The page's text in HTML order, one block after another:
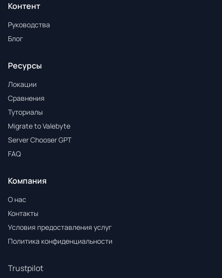
Контент
Руководства
Блог
Ресурсы
Локации
Сравнения
Туториалы
Migrate to Valebyte
Server Chooser GPT
FAQ
Компания
О нас
Контакты
Условия предоставления услуг
Политика конфиденциальности
Trustpilot